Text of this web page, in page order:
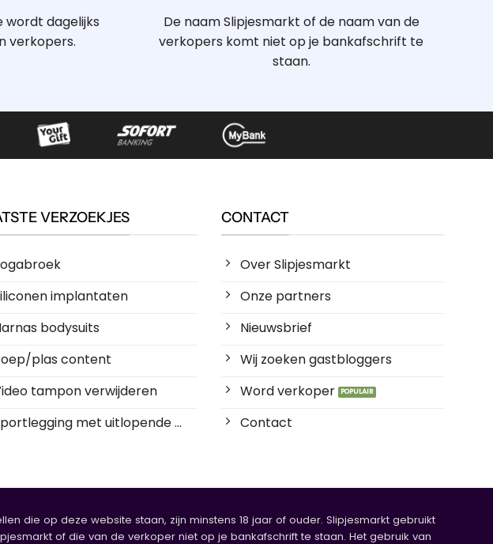
wordt dagelijks
verkopers.
De naam Slipjesmarkt of de naam van de
verkopers komt niet op je bankafschrift te
staan.
VERZOEKJES
implantaten
bodysuits
plas content
tampon verwijderen
met uitlopende ...
CONTACT
Over Slipjesmarkt
Onze partners
Nieuwsbrief
Wij zoeken gastbloggers
Word verkoper
Contact
die op deze website staan, zijn minstens 18 jaar of ouder. Slipjesmarkt gebruikt
of die van de verkoper niet op je bankafschrift te staan. Het gebruik van